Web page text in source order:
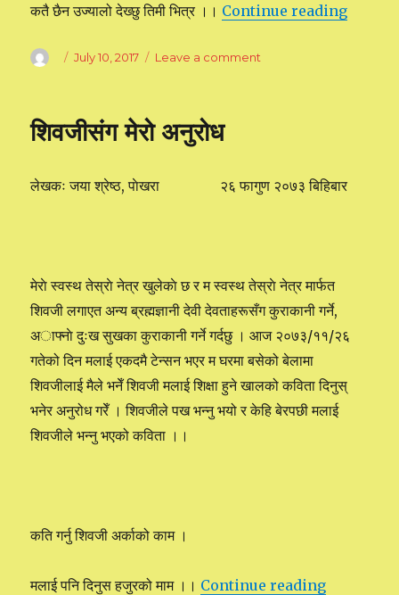
कतै छैन उज्यालो देख्छु तिमी भित्र ।। Continue reading
Author
Posted
July 10, 2017 Leave a comment
शिवजीसंग मेरो अनुरोध
लेखकः जया श्रेष्ठ, पाेखरा २६ फागुण २०७३ बिहिबार
मेराे स्वस्थ तेस्राे नेत्र खुलेकाे छ र म स्वस्थ तेस्राे नेत्र मार्फत
शिवजी लगाएत अन्य ब्रह्मज्ञानी देवी देवताहरूसँग कुराकानी गर्ने,
अाफ्नाे दुःख सुखका कुराकानी गर्ने गर्दछु । आज २०७३/११/२६
गतेको दिन मलाई एकदमै टेन्सन भएर म घरमा बसेको बेलामा
शिवजीलाई मैले भनेँ शिवजी मलाई शिक्षा हुने खालको कविता दिनुस्
भनेर अनुरोध गरेँ । शिवजीले पख भन्नु भयो र केहि बेरपछी मलाई
शिवजीले भन्नु भएको कविता ।।
कति गर्नु शिवजी अर्काको काम ।
मलाई पनि दिनुस हजुरको माम ।। Continue reading